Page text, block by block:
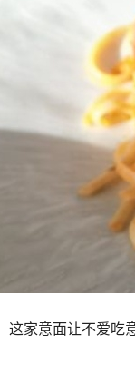
这家意面让不爱